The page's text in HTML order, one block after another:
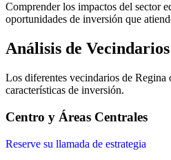
Comprender los impactos del sector
oportunidades de inversión que
Análisis de Vecindarios
Los diferentes vecindarios de Regina
características de inversión.
Centro y Áreas Centrales
Reserve su llamada de estrategia